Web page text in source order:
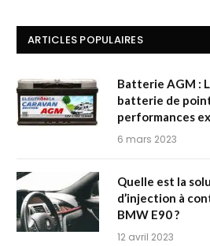
ARTICLES POPULAIRES
Batterie AGM :
batterie de
performances
6 mars 2023
Quelle est la
d’injection à
BMW E90 ?
12 avril 2023